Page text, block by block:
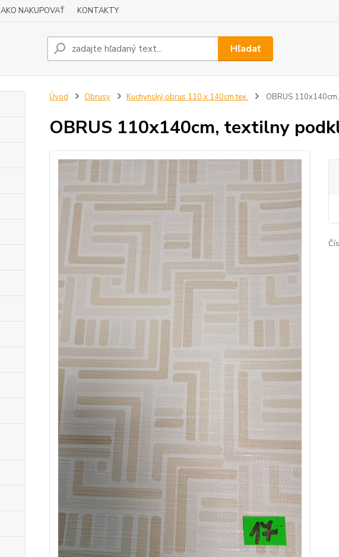
AKO NAKUPOVAŤ KONTAKTY
Hľadať
Úvod Obrusy Kuchynský obrus 110 x 140cm tex. OBRUS
OBRUS 110x140cm, textilny